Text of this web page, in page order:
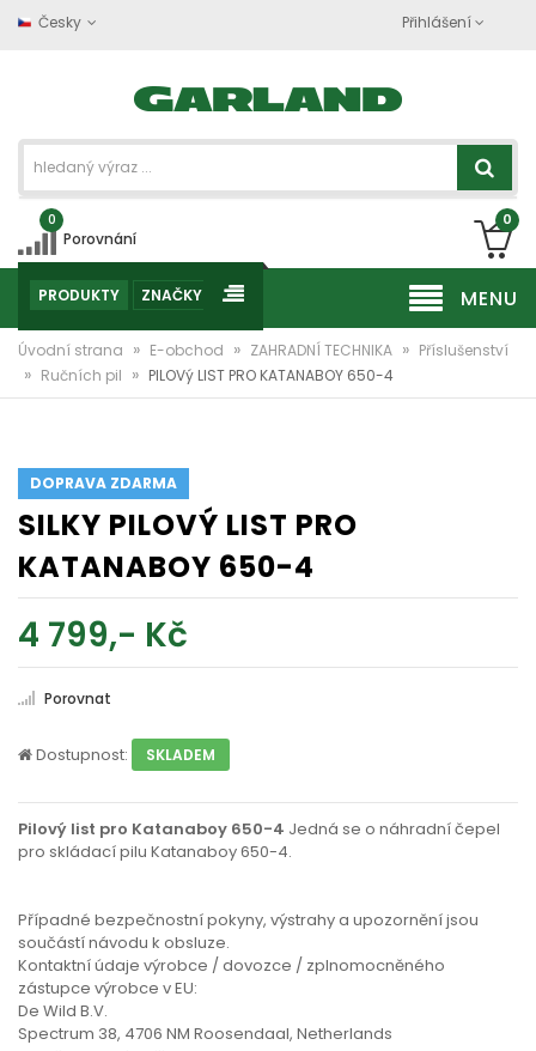
Česky Přihlášení
0
Porovnání
0
MENU
PRODUKTY ZNAČKY
Úvodní strana » E-obchod » ZAHRADNÍ TECHNIKA » Příslušenství
» Ručních pil » PILOVý LIST PRO KATANABOY 650-4
DOPRAVA ZDARMA
SILKY PILOVÝ LIST PRO
KATANABOY 650-4
4 799,- Kč
Porovnat
Dostupnost: SKLADEM
Pilový list pro Katanaboy 650-4 Jedná se o náhradní čepel
pro skládací pilu Katanaboy 650-4.
Případné bezpečnostní pokyny, výstrahy a upozornění jsou
součástí návodu k obsluze.
Kontaktní údaje výrobce / dovozce / zplnomocněného
zástupce výrobce v EU:
De Wild B.V.
Spectrum 38, 4706 NM Roosendaal, Netherlands